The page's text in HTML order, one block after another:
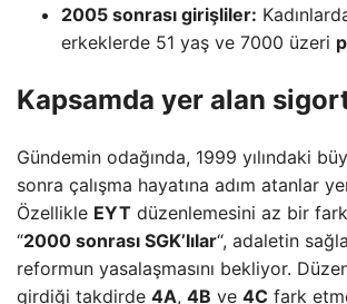
2005 sonrası girişliler:
erkeklerde 51 yaş ve 7000 üzeri
Kapsamda yer alan
Gündemin odağında, 1999 yılındaki
sonra çalışma hayatına adım atanlar
Özellikle EYT düzenlemesini az bir
“2000 sonrası SGK’lılar“, adaletin
reformun yasalaşmasını bekliyor.
girdiği takdirde 4A, 4B ve 4C fark